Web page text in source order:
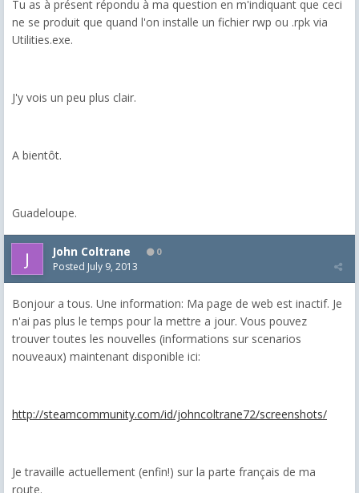
Tu as à présent répondu à ma question en m'indiquant que ceci
ne se produit que quand l'on installe un fichier rwp ou .rpk via
Utilities.exe.
J'y vois un peu plus clair.
A bientôt.
Guadeloupe.
John Coltrane 0
Posted July 9, 2013
Bonjour a tous. Une information: Ma page de web est inactif. Je
n'ai pas plus le temps pour la mettre a jour. Vous pouvez
trouver toutes les nouvelles (informations sur scenarios
nouveaux) maintenant disponible ici:
http://steamcommunity.com/id/johncoltrane72/screenshots/
Je travaille actuellement (enfin!) sur la parte français de ma
route.